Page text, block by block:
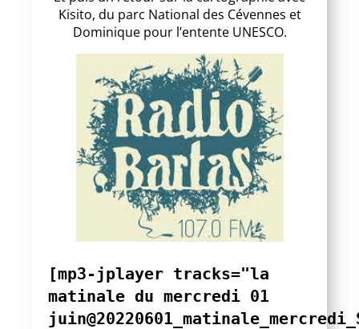
Kisito, du parc National des Cévennes et
Dominique pour l’entente UNESCO.
[mp3-jplayer tracks="la
matinale du mercredi 01